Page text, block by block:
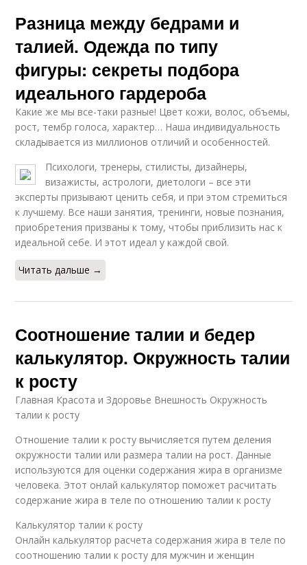
Разница между бедрами и
талией. Одежда по типу
фигуры: секреты подбора
идеального гардероба
Какие же мы все-таки разные! Цвет кожи, волос, объемы,
рост, тембр голоса, характер… Наша индивидуальность
складывается из миллионов отличий и особенностей.
Психологи, тренеры, стилисты, дизайнеры,
визажисты, астрологи, диетологи – все эти
эксперты призывают ценить себя, и при этом стремиться
к лучшему. Все наши занятия, тренинги, новые познания,
приобретения призваны к тому, чтобы приблизить нас к
идеальной себе. И этот идеал у каждой свой.
Читать дальше →
Соотношение талии и бедер
калькулятор. Окружность талии
к росту
Главная Красота и Здоровье Внешность Окружность
талии к росту
Отношение талии к росту вычисляется путем деления
окружности талии или размера талии на рост. Данные
используются для оценки содержания жира в организме
человека. Этот онлай калькулятор поможет расчитать
содержание жира в теле по отношению талии к росту
Калькулятор талии к росту
Онлайн калькулятор расчета содержания жира в теле по
соотношению талии к росту для мужчин и женщин